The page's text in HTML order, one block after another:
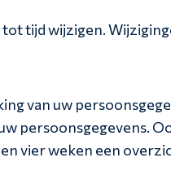
tijd wijzigen.
van uw
persoonsgegevens.
vier weken een